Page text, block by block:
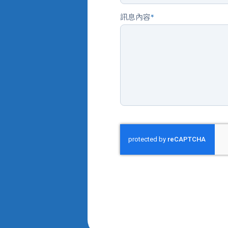
訊息內容*